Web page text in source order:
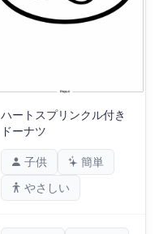
ハートスプリンクル付き
ドーナツ
子供
簡単
やさしい